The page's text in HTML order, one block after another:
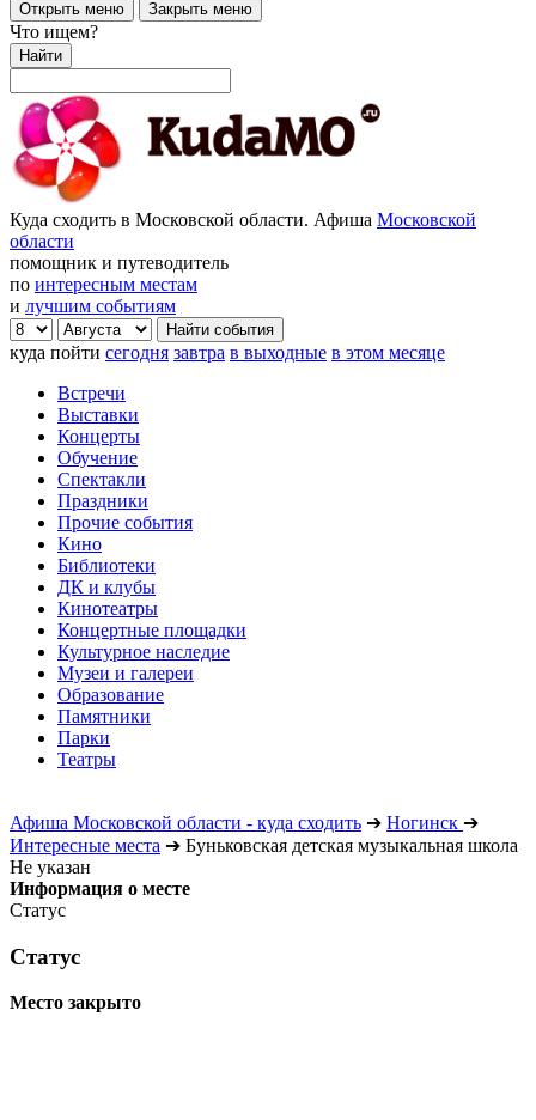
Открыть меню Закрыть меню
Что ищем?
Найти
Куда сходить в Московской области. Афиша Московской
области
помощник и путеводитель
по интересным местам
и лучшим событиям
куда пойти сегодня завтра в выходные в этом месяце
Встречи
Выставки
Концерты
Обучение
Спектакли
Праздники
Прочие события
Кино
Библиотеки
ДК и клубы
Кинотеатры
Концертные площадки
Культурное наследие
Музеи и галереи
Образование
Памятники
Парки
Театры
Афиша Московской области - куда сходить ➔ Ногинск ➔
Интересные места ➔ Буньковская детская музыкальная школа
Не указан
Информация о месте
Статус
Статус
Место закрыто